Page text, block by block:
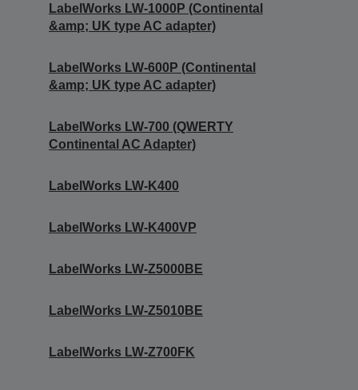
LabelWorks LW-1000P (Continental
&amp; UK type AC adapter)
LabelWorks LW-600P (Continental
&amp; UK type AC adapter)
LabelWorks LW-700 (QWERTY
Continental AC Adapter)
LabelWorks LW-K400
LabelWorks LW-K400VP
LabelWorks LW-Z5000BE
LabelWorks LW-Z5010BE
LabelWorks LW-Z700FK